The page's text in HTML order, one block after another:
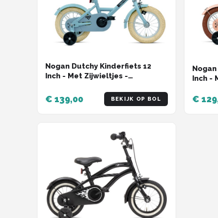
Nogan Dutchy Kinderfiets 12
Inch - Met Zijwieltjes -
Terugtraprem & V-Brake -
Blauw
€ 139,00 BEKIJK OP BOL
Inch -
€